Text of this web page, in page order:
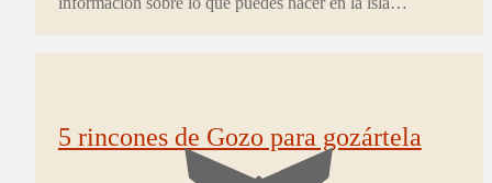
5 rincones de Gozo para gozártela